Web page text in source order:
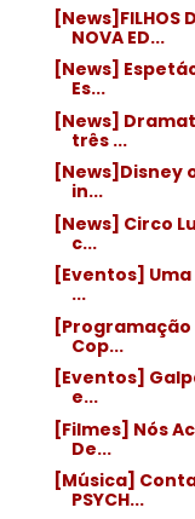
[News]FILHOS
NOVA ED...
[News]
Es...
[News]
três ...
[News]Disney
in...
[News] Circo
c...
[Eventos] Uma
...
Cop...
[Eventos]
e...
[Filmes] Nós
De...
[Música]
PSYCH...